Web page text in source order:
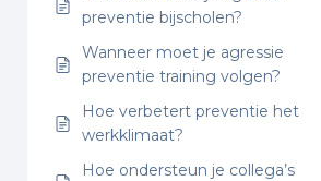
preventie bijscholen?
Wanneer moet je agressie
preventie training volgen?
Hoe verbetert preventie het
werkklimaat?
Hoe ondersteun je collega’s